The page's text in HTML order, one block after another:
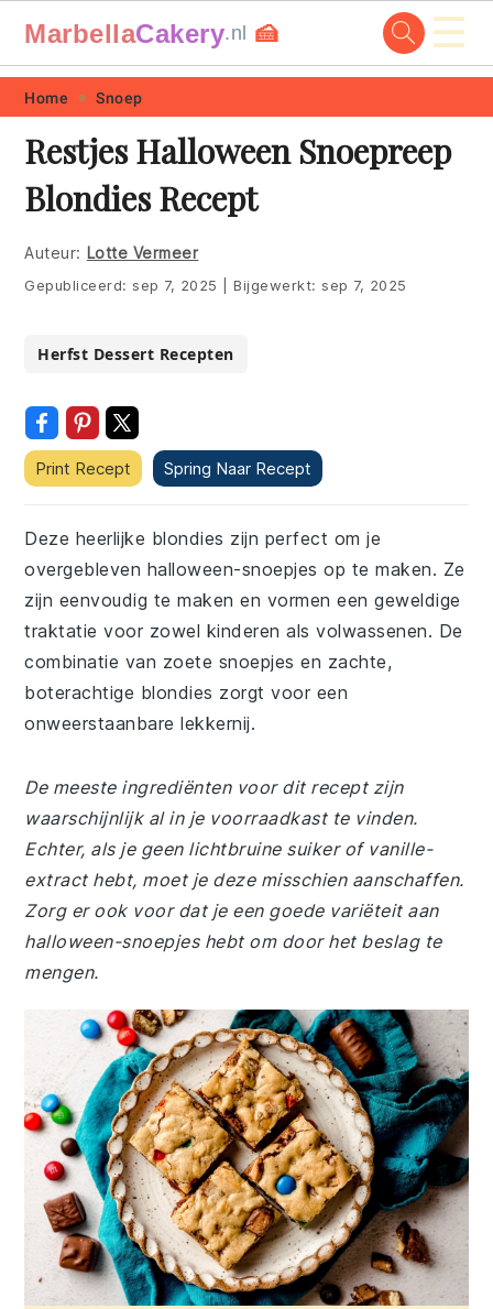
Skip
primary
navigation
Skip
main
content
Skip
primary
sidebar
Skip
footer
MarbellaCakery.nl 🍰 ☰
Home Snoep
Restjes Halloween Snoepreep
Blondies Recept
Auteur: Lotte Vermeer
Gepubliceerd:sep 7, 2025 Bijgewerkt:sep 7, 2025
Herfst Dessert Recepten
Print Recept Spring Naar Recept
Deze heerlijke blondies zijn perfect om je
overgebleven halloween-snoepjes op te maken. Ze
zijn eenvoudig te maken en vormen een geweldige
traktatie voor zowel kinderen als volwassenen. De
combinatie van zoete snoepjes en zachte,
boterachtige blondies zorgt voor een
onweerstaanbare lekkernij.
De meeste ingrediënten voor dit recept zijn
waarschijnlijk al in je voorraadkast te vinden.
Echter, als je geen lichtbruine suiker of vanille-
extract hebt, moet je deze misschien aanschaffen.
Zorg er ook voor dat je een goede variëteit aan
halloween-snoepjes hebt om door het beslag te
mengen.